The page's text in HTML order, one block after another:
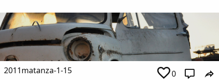
2011matanza-1-15 0